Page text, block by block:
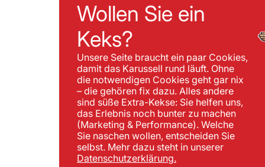
Wollen Sie ein
Keks?
Unsere Seite braucht ein paar Cookies,
damit das Karussell rund läuft. Ohne
die notwendigen Cookies geht gar nix
– die gehören fix dazu. Alles andere
sind süße Extra-Kekse: Sie helfen uns,
das Erlebnis noch bunter zu machen
(Marketing & Performance). Welche
Sie naschen wollen, entscheiden Sie
selbst. Mehr dazu steht in unserer
Datenschutzerklärung.